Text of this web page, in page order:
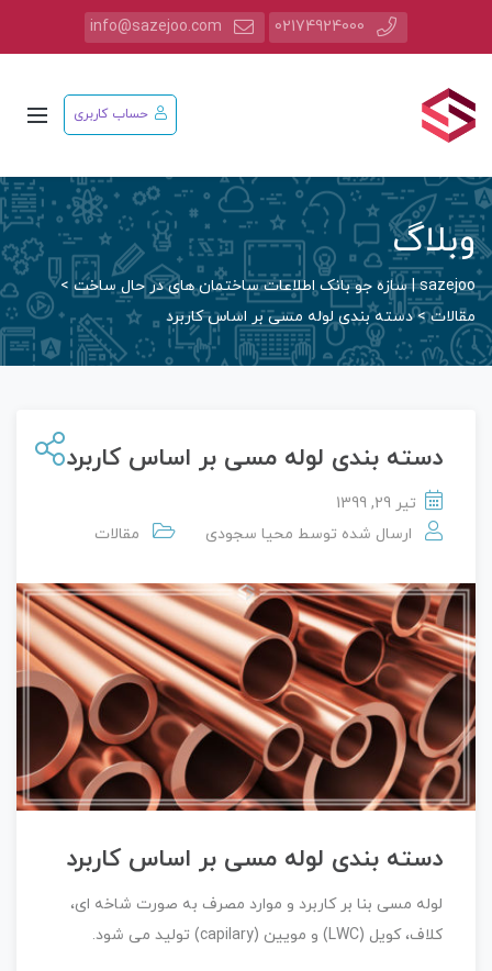
02174924000
info@sazejoo.com
حساب کاربری
وبلاگ
sazejoo | سازه جو بانک اطلاعات ساختمان های در حال ساخت
>
مقالات>دسته بندی لوله مسی بر اساس کاربرد
دسته بندی لوله مسی بر اساس کاربرد
تیر 29, 1399
ارسال شده توسط محیا سجودی مقالات
دسته بندی لوله مسی بر اساس کاربرد
لوله مسی بنا بر کاربرد و موارد مصرف به صورت شاخه ای،
کلاف، کویل (LWC) و مویین (capilary) تولید می شود.